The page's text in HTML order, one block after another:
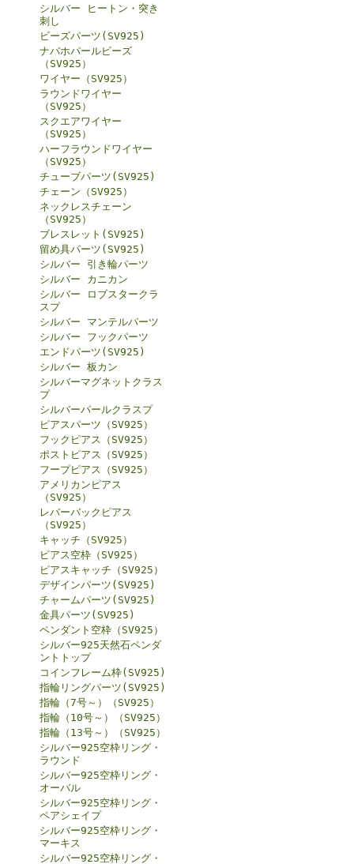
シルバー ヒートン・突き
刺し
ビーズパーツ(SV925)
ナバホパールビーズ
（SV925）
ワイヤー（SV925）
ラウンドワイヤー
（SV925）
スクエアワイヤー
（SV925）
ハーフラウンドワイヤー
（SV925）
チューブパーツ(SV925)
チェーン（SV925）
ネックレスチェーン
（SV925）
ブレスレット(SV925)
留め具パーツ(SV925)
シルバー 引き輪パーツ
シルバー カニカン
シルバー ロブスタークラ
スプ
シルバー マンテルパーツ
シルバー フックパーツ
エンドパーツ(SV925)
シルバー 板カン
シルバーマグネットクラス
プ
シルバーパールクラスプ
ピアスパーツ（SV925）
フックピアス（SV925）
ポストピアス（SV925）
フープピアス（SV925）
アメリカンピアス
（SV925）
レバーバックピアス
（SV925）
キャッチ（SV925）
ピアス空枠（SV925）
ピアスキャッチ（SV925）
デザインパーツ(SV925)
チャームパーツ(SV925)
金具パーツ(SV925)
ペンダント空枠（SV925）
シルバー925天然石ペンダ
ントトップ
コインフレーム枠(SV925)
指輪リングパーツ(SV925)
指輪（7号～）（SV925）
指輪（10号～）（SV925）
指輪（13号～）（SV925）
シルバー925空枠リング・
ラウンド
シルバー925空枠リング・
オーバル
シルバー925空枠リング・
ペアシェイプ
シルバー925空枠リング・
マーキス
シルバー925空枠リング・